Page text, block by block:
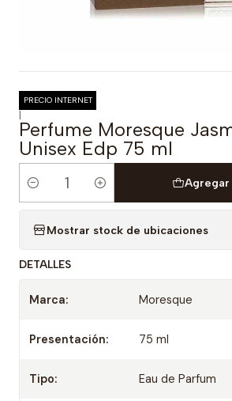
PRECIO INTERNET
|
Perfume Moresque
Unisex Edp 75 ml
Cantidad
Agregar
Mostrar stock de ubicaciones
DETALLES
Marca: Moresque
Presentación: 75 ml
Tipo: Eau de Parfum